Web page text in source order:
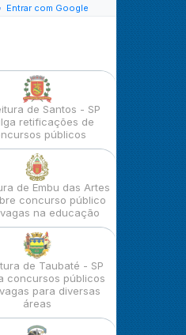
Entrar com Google
de Santos - SP
retificações de
públicos
de Embu das Artes
concurso público
na educação
de Taubaté - SP
concursos públicos
para diversas
áreas